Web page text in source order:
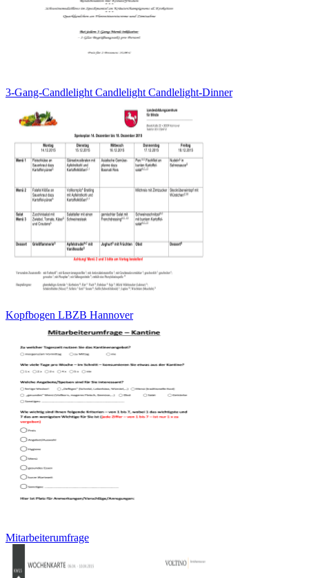
3-Gang-Candlelight Candlelight Candlelight-Dinner
Kopfbogen LBZB Hannover
Mitarbeiterumfrage